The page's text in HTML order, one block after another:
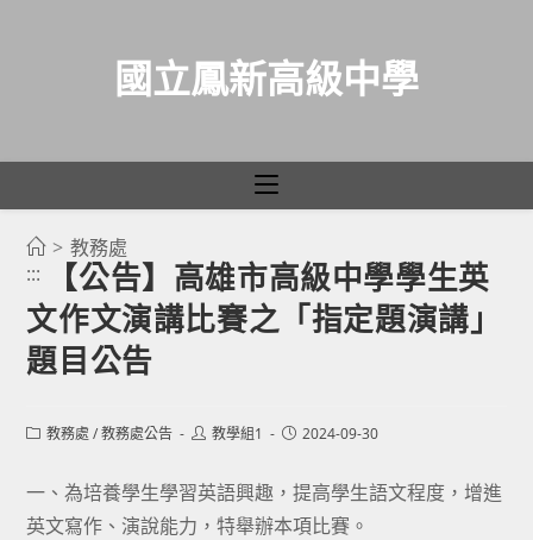
國立鳳新高級中學
> 教務處
:::
【公告】高雄市高級中學學生英
文作文演講比賽之「指定題演講」
題目公告
Post教務處 / 教務處公告
Post教學組1
Post2024-09-30
一、為培養學生學習英語興趣，提高學生語文程度，增進
英文寫作、演說能力，特舉辦本項比賽。